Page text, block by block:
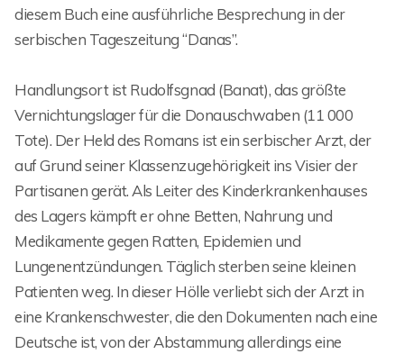
diesem Buch eine ausführliche Besprechung in der
serbischen Tageszeitung “Danas”.
Handlungsort ist Rudolfsgnad (Banat), das größte
Vernichtungslager für die Donauschwaben (11 000
Tote). Der Held des Romans ist ein serbischer Arzt, der
auf Grund seiner Klassenzugehörigkeit ins Visier der
Partisanen gerät. Als Leiter des Kinderkrankenhauses
des Lagers kämpft er ohne Betten, Nahrung und
Medikamente gegen Ratten, Epidemien und
Lungenentzündungen. Täglich sterben seine kleinen
Patienten weg. In dieser Hölle verliebt sich der Arzt in
eine Krankenschwester, die den Dokumenten nach eine
Deutsche ist, von der Abstammung allerdings eine